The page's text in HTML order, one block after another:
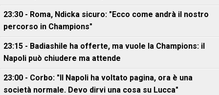
23:30 - Roma, Ndicka sicuro: "Ecco come andrà il nostro
percorso in Champions"
23:15 - Badiashile ha offerte, ma vuole la Champions: il
Napoli può chiudere ma attende
23:00 - Corbo: "Il Napoli ha voltato pagina, ora è una
società normale. Devo dirvi una cosa su Lucca"